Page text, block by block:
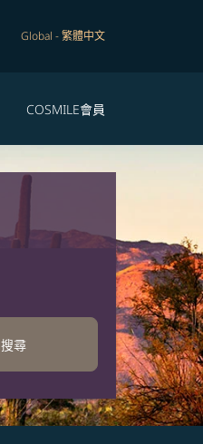
Global -繁體中文
COSMILE會員
搜尋